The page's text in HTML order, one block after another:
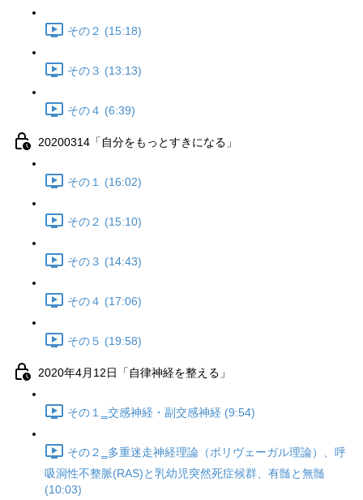
その２ (15:18)
その３ (13:13)
その４ (6:39)
20200314「自分をもっとすきになる」
その１ (16:02)
その２ (15:10)
その３ (14:43)
その４ (17:06)
その５ (19:58)
2020年4月12日「自律神経を整える」
その１‗交感神経・副交感神経 (9:54)
その２‗多重迷走神経理論（ポリヴェーガル理論）、呼
吸洞性不整脈(RAS)と乳幼児突然死症候群、有髄と無髄
(10:03)